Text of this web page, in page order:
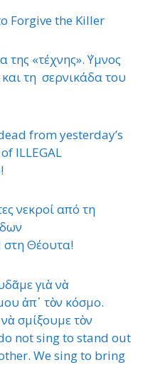
Forgive the Killer
της «τέχνης». ΄Υμνος
τη σερνικάδα του
from yesterday’s
ILLEGAL
νεκροί από τη
Θέουτα!
γιὰ νὰ
ἀπ᾿ τὸν κόσμο.
σμίξουμε τὸν
not sing to stand out
We sing to bring